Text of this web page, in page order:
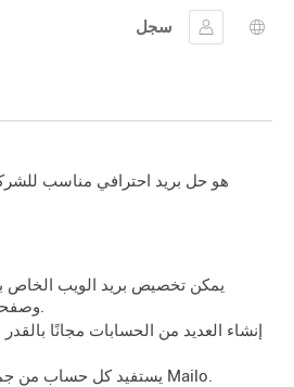
سجل
الدخولاللغة
يمكن تخصيص بريد الويب الخاص
وصفحة الوصول الخاصة بك.
يستفيد كل حساب من جميع ميزات حسابات Mailo.